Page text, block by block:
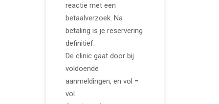
reactie met een
betaalverzoek. Na
betaling is je reservering
definitief.
De clinic gaat door bij
voldoende
aanmeldingen, en vol =
vol.